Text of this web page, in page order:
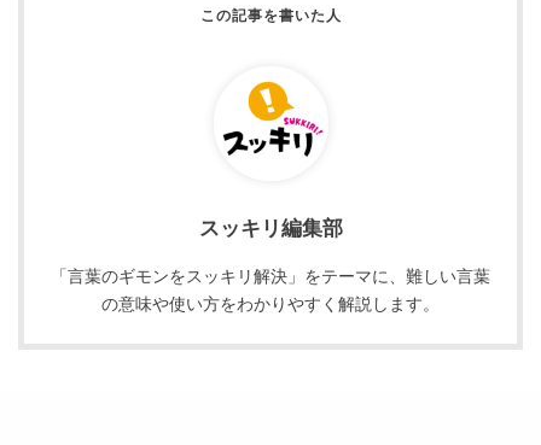
スッキリ編集部
「言葉のギモンをスッキリ解決」をテーマに、難しい言葉
の意味や使い方をわかりやすく解説します。